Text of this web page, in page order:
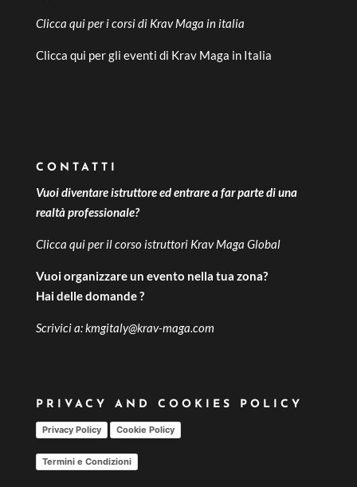
Clicca qui per icorsi di Krav Maga in italia
Clicca qui per gli eventi di Krav Maga in Italia
CONTATTI
Vuoi diventare istruttore ed entrare a far parte di una
realtà professionale?
Clicca qui per ilcorso istruttori Krav Maga Global
Vuoi organizzare un evento nella tua zona?
Hai delle domande ?
Scrivici a:kmgitaly@krav-maga.com
PRIVACY AND COOKIES POLICY
Privacy Policy Cookie Policy
Termini e Condizioni